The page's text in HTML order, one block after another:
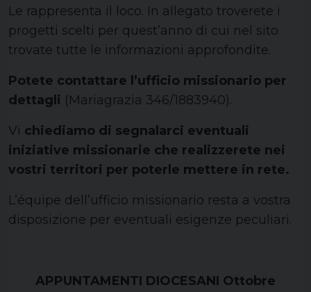
Le rappresenta il loco. In allegato troverete i
progetti scelti per quest’anno di cui nel sito
trovate tutte le informazioni approfondite.
Potete contattare l’ufficio missionario per
dettagli (Mariagrazia 346/1883940).
Vi chiediamo di segnalarci eventuali
iniziative missionarie che realizzerete nei
vostri territori per poterle mettere in rete.
L’équipe dell’ufficio missionario resta a vostra
disposizione per eventuali esigenze peculiari.
APPUNTAMENTI DIOCESANI Ottobre